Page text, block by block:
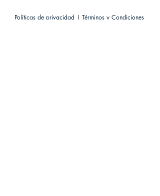
Políticas de privacidad | Términos y Condiciones